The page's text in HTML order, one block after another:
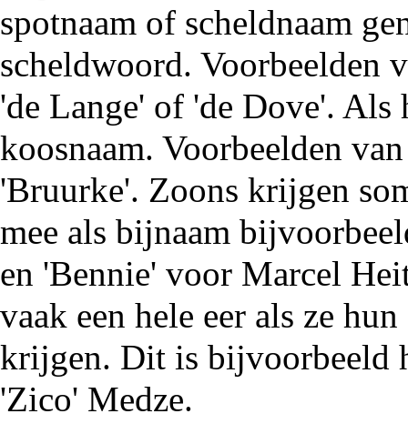
spotnaam of scheldnaam
scheldwoord. Voorbeelden
'de Lange' of 'de Dove'.
koosnaam. Voorbeelden
'Bruurke'. Zoons krijgen
mee als bijnaam
en 'Bennie' voor Marcel
vaak een hele eer als ze
krijgen. Dit is bijvoorbeeld
'Zico' Medze.